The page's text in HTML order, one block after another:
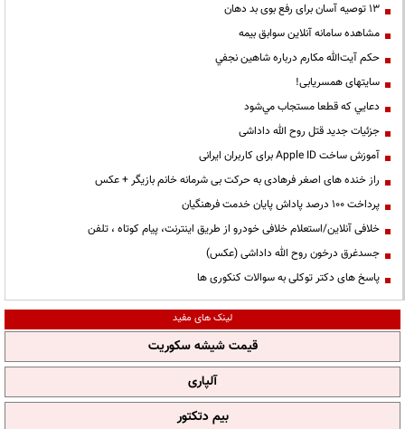
13 توصیه آسان برای رفع بوی بد دهان
مشاهده سامانه آنلاين سوابق بیمه
حكم آيت‌الله مكارم درباره شاهين نجفي
سایتهای همسریابی!
دعايي كه قطعا مستجاب مي‌شود
جزئیات جدید قتل روح الله داداشی
آموزش ساخت Apple ID برای کاربران ایرانی
راز خنده های اصغر فرهادی به حرکت بی شرمانه خانم بازیگر + عکس
پرداخت ۱۰۰ درصد پاداش پایان خدمت فرهنگیان
خلافی آنلاین/استعلام خلافی خودرو از طریق اینترنت، پیام کوتاه ، تلفن
جسدغرق درخون روح الله داداشی (عکس)
پاسخ های دکتر توکلی به سوالات کنکوری ها
لینک های مفید
قیمت شیشه سکوریت
آلپاری
بیم دتکتور